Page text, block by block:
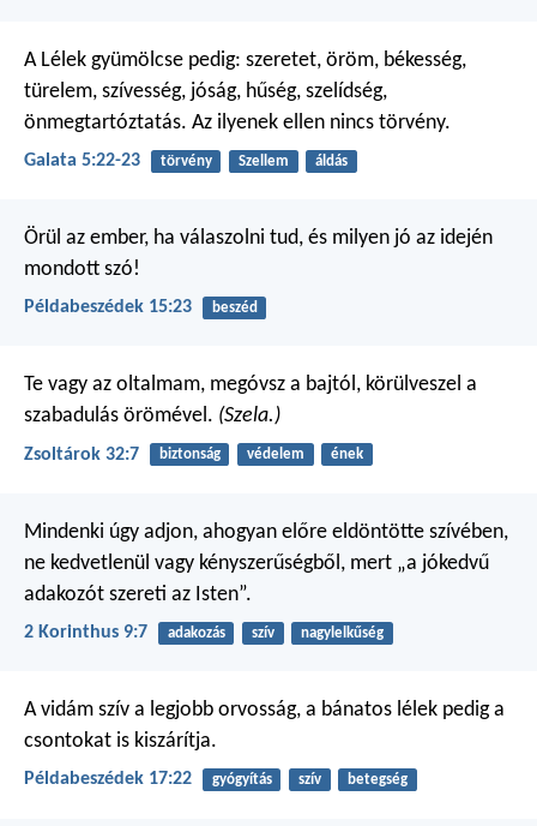
A Lélek gyümölcse pedig: szeretet, öröm, békesség,
türelem, szívesség, jóság, hűség, szelídség,
önmegtartóztatás. Az ilyenek ellen nincs törvény.
Galata 5:22-23 törvény Szellem áldás
Örül az ember, ha válaszolni tud, és milyen jó az idején
mondott szó!
Példabeszédek 15:23 beszéd
Te vagy az oltalmam, megóvsz a bajtól, körülveszel a
szabadulás örömével. (Szela.)
Zsoltárok 32:7 biztonság védelem ének
Mindenki úgy adjon, ahogyan előre eldöntötte szívében,
ne kedvetlenül vagy kényszerűségből, mert „a jókedvű
adakozót szereti az Isten”.
2 Korinthus 9:7 adakozás szív nagylelkűség
A vidám szív a legjobb orvosság, a bánatos lélek pediga
csontokat is kiszárítja.
Példabeszédek 17:22 gyógyítás szív betegség